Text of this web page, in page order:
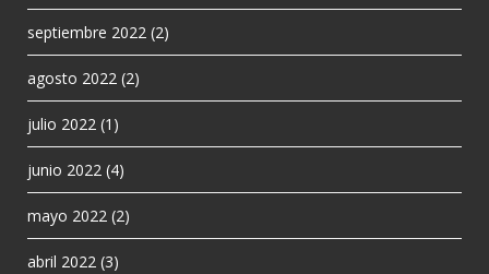
septiembre 2022 (2)
agosto 2022 (2)
julio 2022 (1)
junio 2022 (4)
mayo 2022 (2)
abril 2022 (3)